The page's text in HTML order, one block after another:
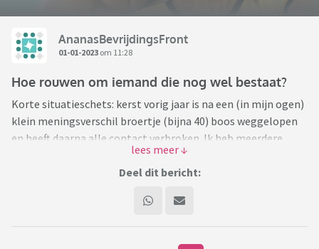
AnanasBevrijdingsFront
01-01-2023 om 11:28
Hoe rouwen om iemand die nog wel bestaat?
Korte situatieschets: kerst vorig jaar is na een (in mijn ogen)
klein meningsverschil broertje (bijna 40) boos weggelopen
en heeft daarna alle contact verbroken. Ik heb meerdere
malen contact gezocht, alles wordt genegeerd, weggedrukt,
ik ben van al zijn social media verwijderd/geblokkeerd.
de bal bij hem gelegd. Ik mis je, de deur staat open, ik hoor
graag wat je dwars zit. Want ik heb werkelijk waar geen idee.
Heb hier eerder al een topic over geopend. Dit
Deel dit bericht: